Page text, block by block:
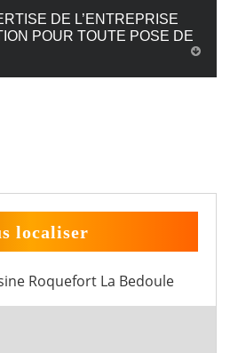
DE L’ENTREPRISE
POUR TOUTE POSE DE
localiser
Roquefort La Bedoule